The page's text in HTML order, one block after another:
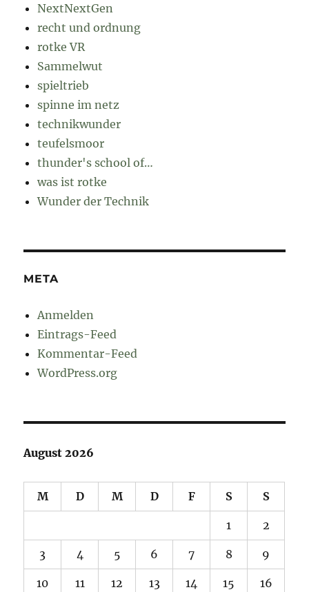
NextNextGen
recht und ordnung
rotke VR
Sammelwut
spieltrieb
spinne im netz
technikwunder
teufelsmoor
thunder's school of…
was ist rotke
Wunder der Technik
META
Anmelden
Eintrags-Feed
Kommentar-Feed
WordPress.org
August 2026
M D M D F S S
1 2
3 4 5 6 7 8 9
10 11 12 13 14 15 16